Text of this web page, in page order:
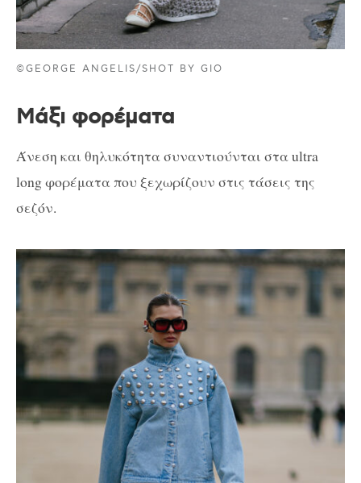
©GEORGE ANGELIS/SHOT BY GIO
Μάξι φορέματα
Άνεση και θηλυκότητα συναντιούνται στα ultra
long φορέματα που ξεχωρίζουν στις τάσεις της
σεζόν.